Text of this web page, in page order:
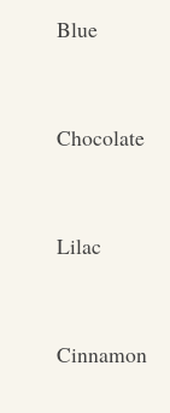
Blue
Chocolate
Lilac
Cinnamon